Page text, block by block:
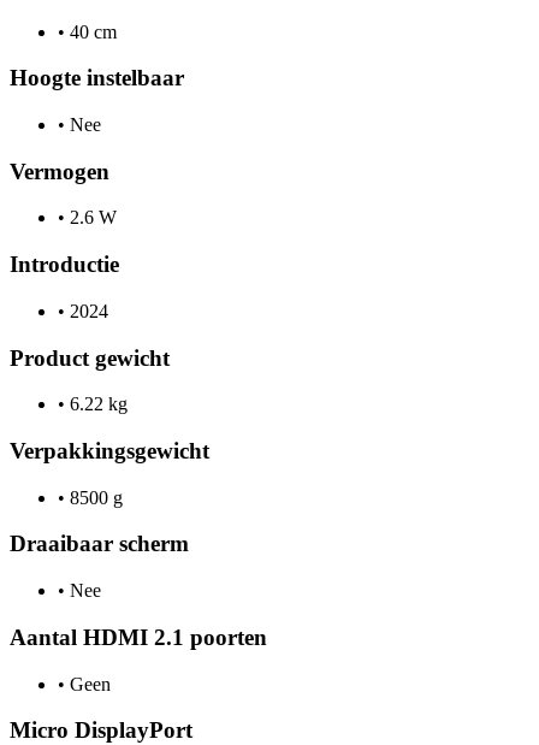
• 40 cm
Hoogte instelbaar
• Nee
Vermogen
• 2.6 W
Introductie
• 2024
Product gewicht
• 6.22 kg
Verpakkingsgewicht
• 8500 g
Draaibaar scherm
• Nee
Aantal HDMI 2.1 poorten
• Geen
Micro DisplayPort